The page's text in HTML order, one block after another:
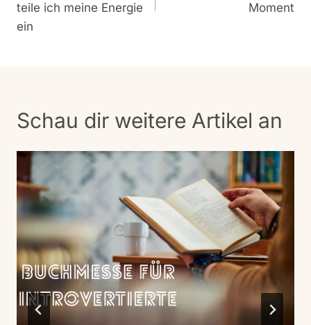
teile ich meine Energie
ein
Moment
Schau dir weitere Artikel an